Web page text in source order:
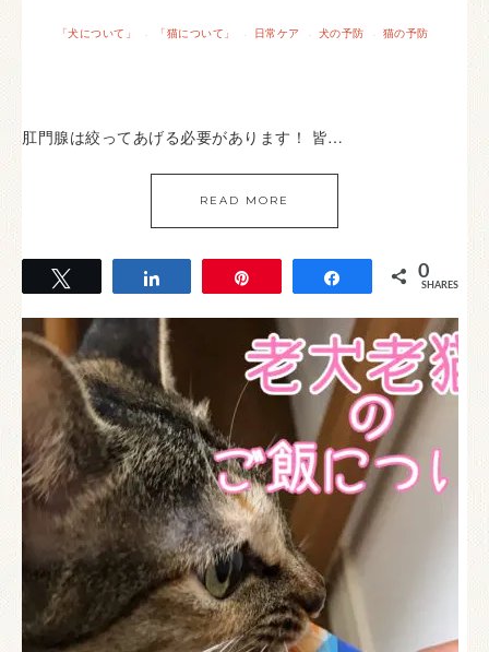
「犬について」 · 「猫について」 · 日常ケア · 犬の予防 · 猫の予防
肛門腺は絞ってあげる必要があります！ 皆…
READ MORE
Share 0
SHARES